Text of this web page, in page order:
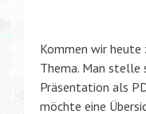
Kommen wir
Thema. Man stelle
Präsentation als
möchte eine